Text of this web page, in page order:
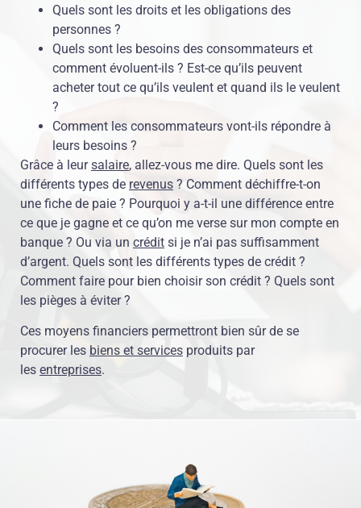
Quels sont les droits et les obligations des
personnes ?
Quels sont les besoins des consommateurs et
comment évoluent-ils ? Est-ce qu’ils peuvent
acheter tout ce qu’ils veulent et quand ils le veulent
?
Comment les consommateurs vont-ils répondre à
leurs besoins ?
Grâce à leursalaire, allez-vous me dire. Quels sont les
différents types de revenus ? Comment déchiffre-t-on
une fiche de paie ? Pourquoi y a-t-il une différence entre
ce que je gagne et ce qu’on me verse sur mon compte en
banque ? Ou via un crédit si je n’ai pas suffisamment
d’argent. Quels sont les différents types de crédit ?
Comment faire pour bien choisir son crédit ? Quels sont
les pièges à éviter ?
Ces moyens financiers permettront bien sûr de se
procurer les biens et services produits par
les entreprises.